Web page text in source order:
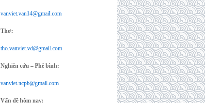
vanviet.van14@gmail.com
Thơ:
tho.vanviet.vd@gmail.com
Nghiên cứu – Phê bình:
vanviet.ncpb@gmail.com
Vấn đề hôm nay: